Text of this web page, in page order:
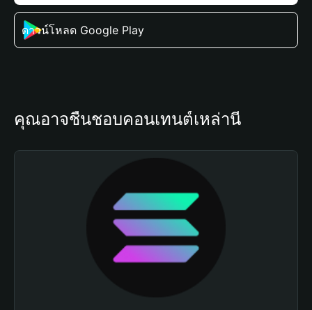
ดาวน์โหลด Google Play
คุณอาจชื่นชอบคอนเทนต์เหล่านี้